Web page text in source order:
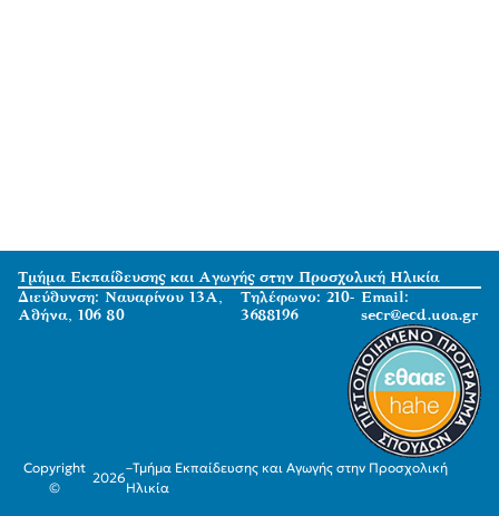
Τμήμα Εκπαίδευσης και Αγωγής στην Προσχολική Ηλικία
Διεύθυνση: Ναυαρίνου 13Α,
Αθήνα, 106 80
Τηλέφωνο: 210-
3688196
Email:
secr@ecd.uoa.gr
Copyright
©
2026
–Τμήμα Εκπαίδευσης και Αγωγής στην Προσχολική
Ηλικία